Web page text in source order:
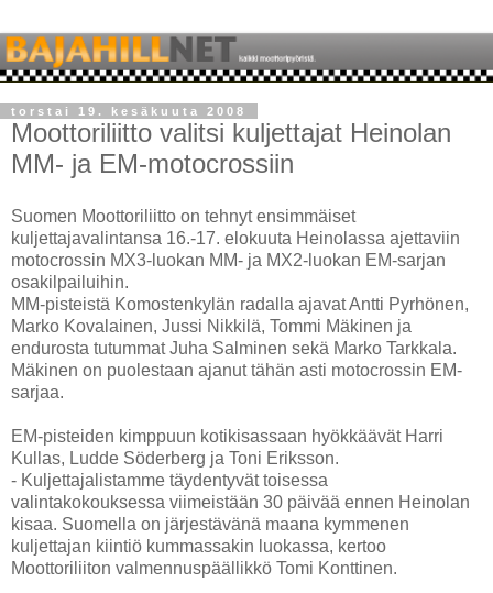
torstai 19. kesäkuuta 2008
Moottoriliitto valitsi kuljettajat Heinolan
MM- ja EM-motocrossiin
Suomen Moottoriliitto on tehnyt ensimmäiset
kuljettajavalintansa 16.-17. elokuuta Heinolassa ajettaviin
motocrossin MX3-luokan MM- ja MX2-luokan EM-sarjan
osakilpailuihin.
MM-pisteistä Komostenkylän radalla ajavat Antti Pyrhönen,
Marko Kovalainen, Jussi Nikkilä, Tommi Mäkinen ja
endurosta tutummat Juha Salminen sekä Marko Tarkkala.
Mäkinen on puolestaan ajanut tähän asti motocrossin EM-
sarjaa.
EM-pisteiden kimppuun kotikisassaan hyökkäävät Harri
Kullas, Ludde Söderberg ja Toni Eriksson.
- Kuljettajalistamme täydentyvät toisessa
valintakokouksessa viimeistään 30 päivää ennen Heinolan
kisaa. Suomella on järjestävänä maana kymmenen
kuljettajan kiintiö kummassakin luokassa, kertoo
Moottoriliiton valmennuspäällikkö Tomi Konttinen.